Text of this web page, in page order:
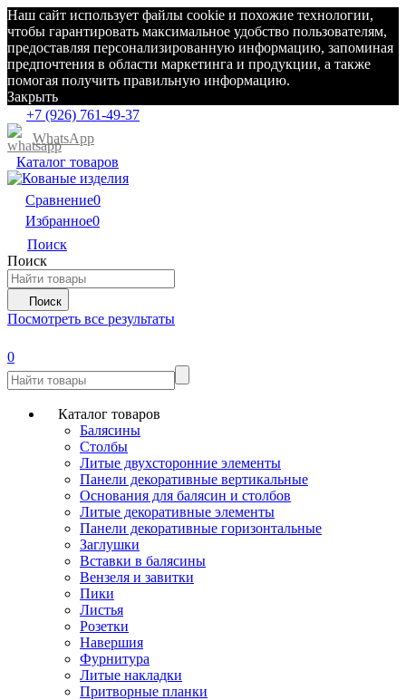
Наш сайт использует файлы cookie и похожие технологии,
чтобы гарантировать максимальное удобство пользователям,
предоставляя персонализированную информацию, запоминая
предпочтения в области маркетинга и продукции, а также
помогая получить правильную информацию.
Закрыть
+7 (926) 761-49-37
WhatsApp
Каталог товаров
Сравнение0
Избранное0
Поиск
Поиск
Поиск
Посмотреть все результаты
0
Каталог товаров
Балясины
Столбы
Литые двухсторонние элементы
Панели декоративные вертикальные
Основания для балясин и столбов
Литые декоративные элементы
Панели декоративные горизонтальные
Заглушки
Вставки в балясины
Вензеля и завитки
Пики
Листья
Розетки
Навершия
Фурнитура
Литые накладки
Притворные планки